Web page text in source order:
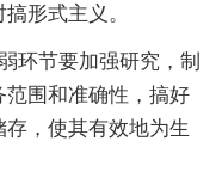
形式主义。
节要加强研究，制
围和准确性，搞好
，使其有效地为生